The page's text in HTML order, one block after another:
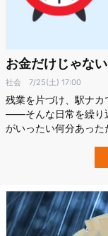
お金だけじゃな
社会 7/25(土) 17:00
残業を片づけ、駅ナカ
――そんな日常を繰り
がいったい何分あっ
ヤ”をたった６つの質
度」が開発されまし